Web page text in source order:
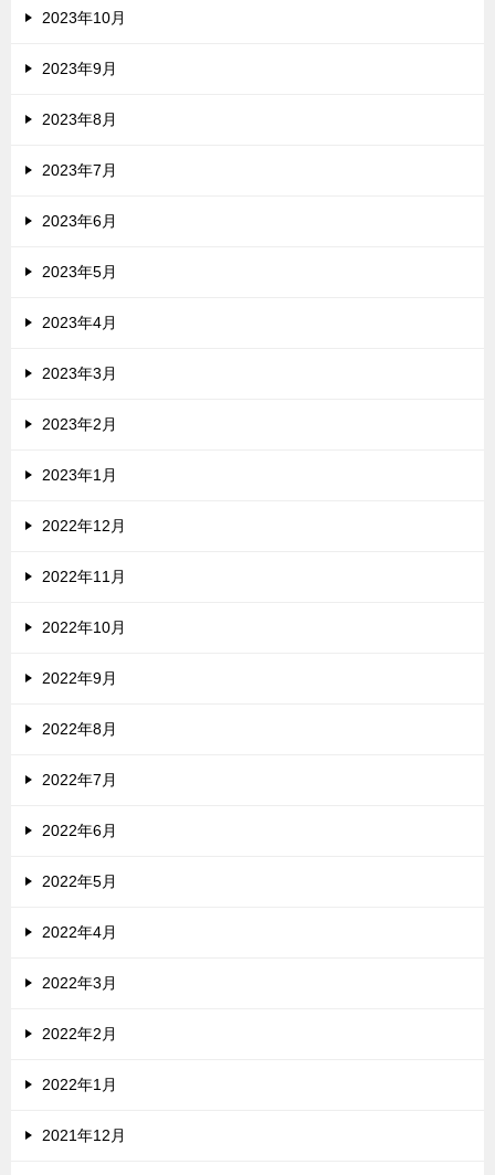
2023年10月
2023年9月
2023年8月
2023年7月
2023年6月
2023年5月
2023年4月
2023年3月
2023年2月
2023年1月
2022年12月
2022年11月
2022年10月
2022年9月
2022年8月
2022年7月
2022年6月
2022年5月
2022年4月
2022年3月
2022年2月
2022年1月
2021年12月